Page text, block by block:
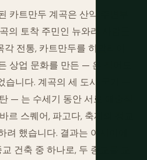
카트만두 계곡은 산악 주변부
의 토착 주민인 뉴와리 사람들
전통, 카트만두를 히말라야
상업 문화를 만든 — 은 적어도
니다. 계곡의 세 도시 국가 —
— 는 수세기 동안 서로 예술적
르 스퀘어, 파고다, 축제의 정교
했습니다. 결과는 아시아에
건축 중 하나로, 두 종교를 교